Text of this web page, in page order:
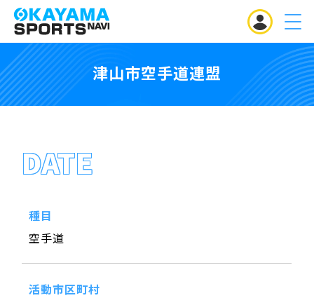
MENU
津山市空手道連盟
DATE
種目
空手道
活動市区町村